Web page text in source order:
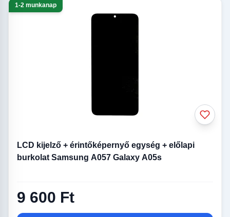
1-2 munkanap
LCD kijelző + érintőképernyő egység + előlapi
burkolat Samsung A057 Galaxy A05s
9 600 Ft